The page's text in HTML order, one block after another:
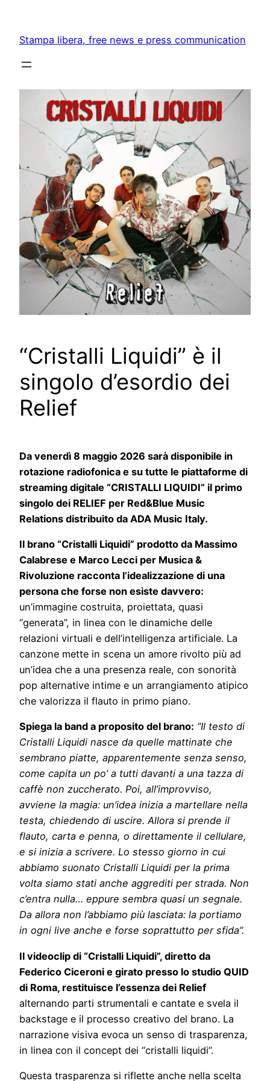
content
Stampa libera, free news e press communication
“Cristalli Liquidi” è il
singolo d’esordio dei
Relief
Da venerdì 8 maggio 2026 sarà disponibile in
rotazione radiofonica e su tutte le piattaforme di
streaming digitale “CRISTALLI LIQUIDI” il primo
singolo dei RELIEF per Red&Blue Music
Relations distribuito da ADA Music Italy.
Il brano “Cristalli Liquidi” prodotto da Massimo
Calabrese e Marco Lecci per Musica &
Rivoluzione racconta l’idealizzazione di una
persona che forse non esiste davvero:
un’immagine costruita, proiettata, quasi
“generata”, in linea con le dinamiche delle
relazioni virtuali e dell’intelligenza artificiale. La
canzone mette in scena un amore rivolto più ad
un’idea che a una presenza reale, con sonorità
pop alternative intime e un arrangiamento atipico
che valorizza il flauto in primo piano.
Spiega la band a proposito del brano: “Il testo di
Cristalli Liquidi nasce da quelle mattinate che
sembrano piatte, apparentemente senza senso,
come capita un po’ a tutti davanti a una tazza di
caffè non zuccherato. Poi, all’improvviso,
avviene la magia: un’idea inizia a martellare nella
testa, chiedendo di uscire. Allora si prende il
flauto, carta e penna, o direttamente il cellulare,
e si inizia a scrivere. Lo stesso giorno in cui
abbiamo suonato Cristalli Liquidi per la prima
volta siamo stati anche aggrediti per strada. Non
c’entra nulla… eppure sembra quasi un segnale.
Da allora non l’abbiamo più lasciata: la portiamo
in ogni live anche e forse soprattutto per sfida”.
Il videoclip di “Cristalli Liquidi”, diretto da
Federico Ciceroni e girato presso lo studio QUID
di Roma, restituisce l’essenza dei Relief
alternando parti strumentali e cantate e svela il
backstage e il processo creativo del brano. La
narrazione visiva evoca un senso di trasparenza,
in linea con il concept dei “cristalli liquidi”.
Questa trasparenza si riflette anche nella scelta